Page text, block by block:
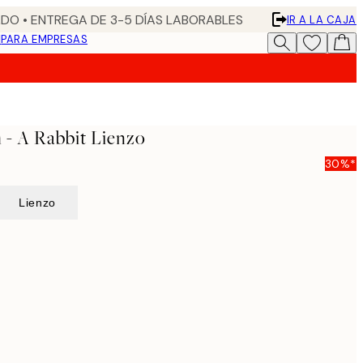
• ENTREGA DE 3-5 DÍAS LABORABLES
IR A LA CAJA
PARA EMPRESAS
- A Rabbit Lienzo
30%*
Lienzo